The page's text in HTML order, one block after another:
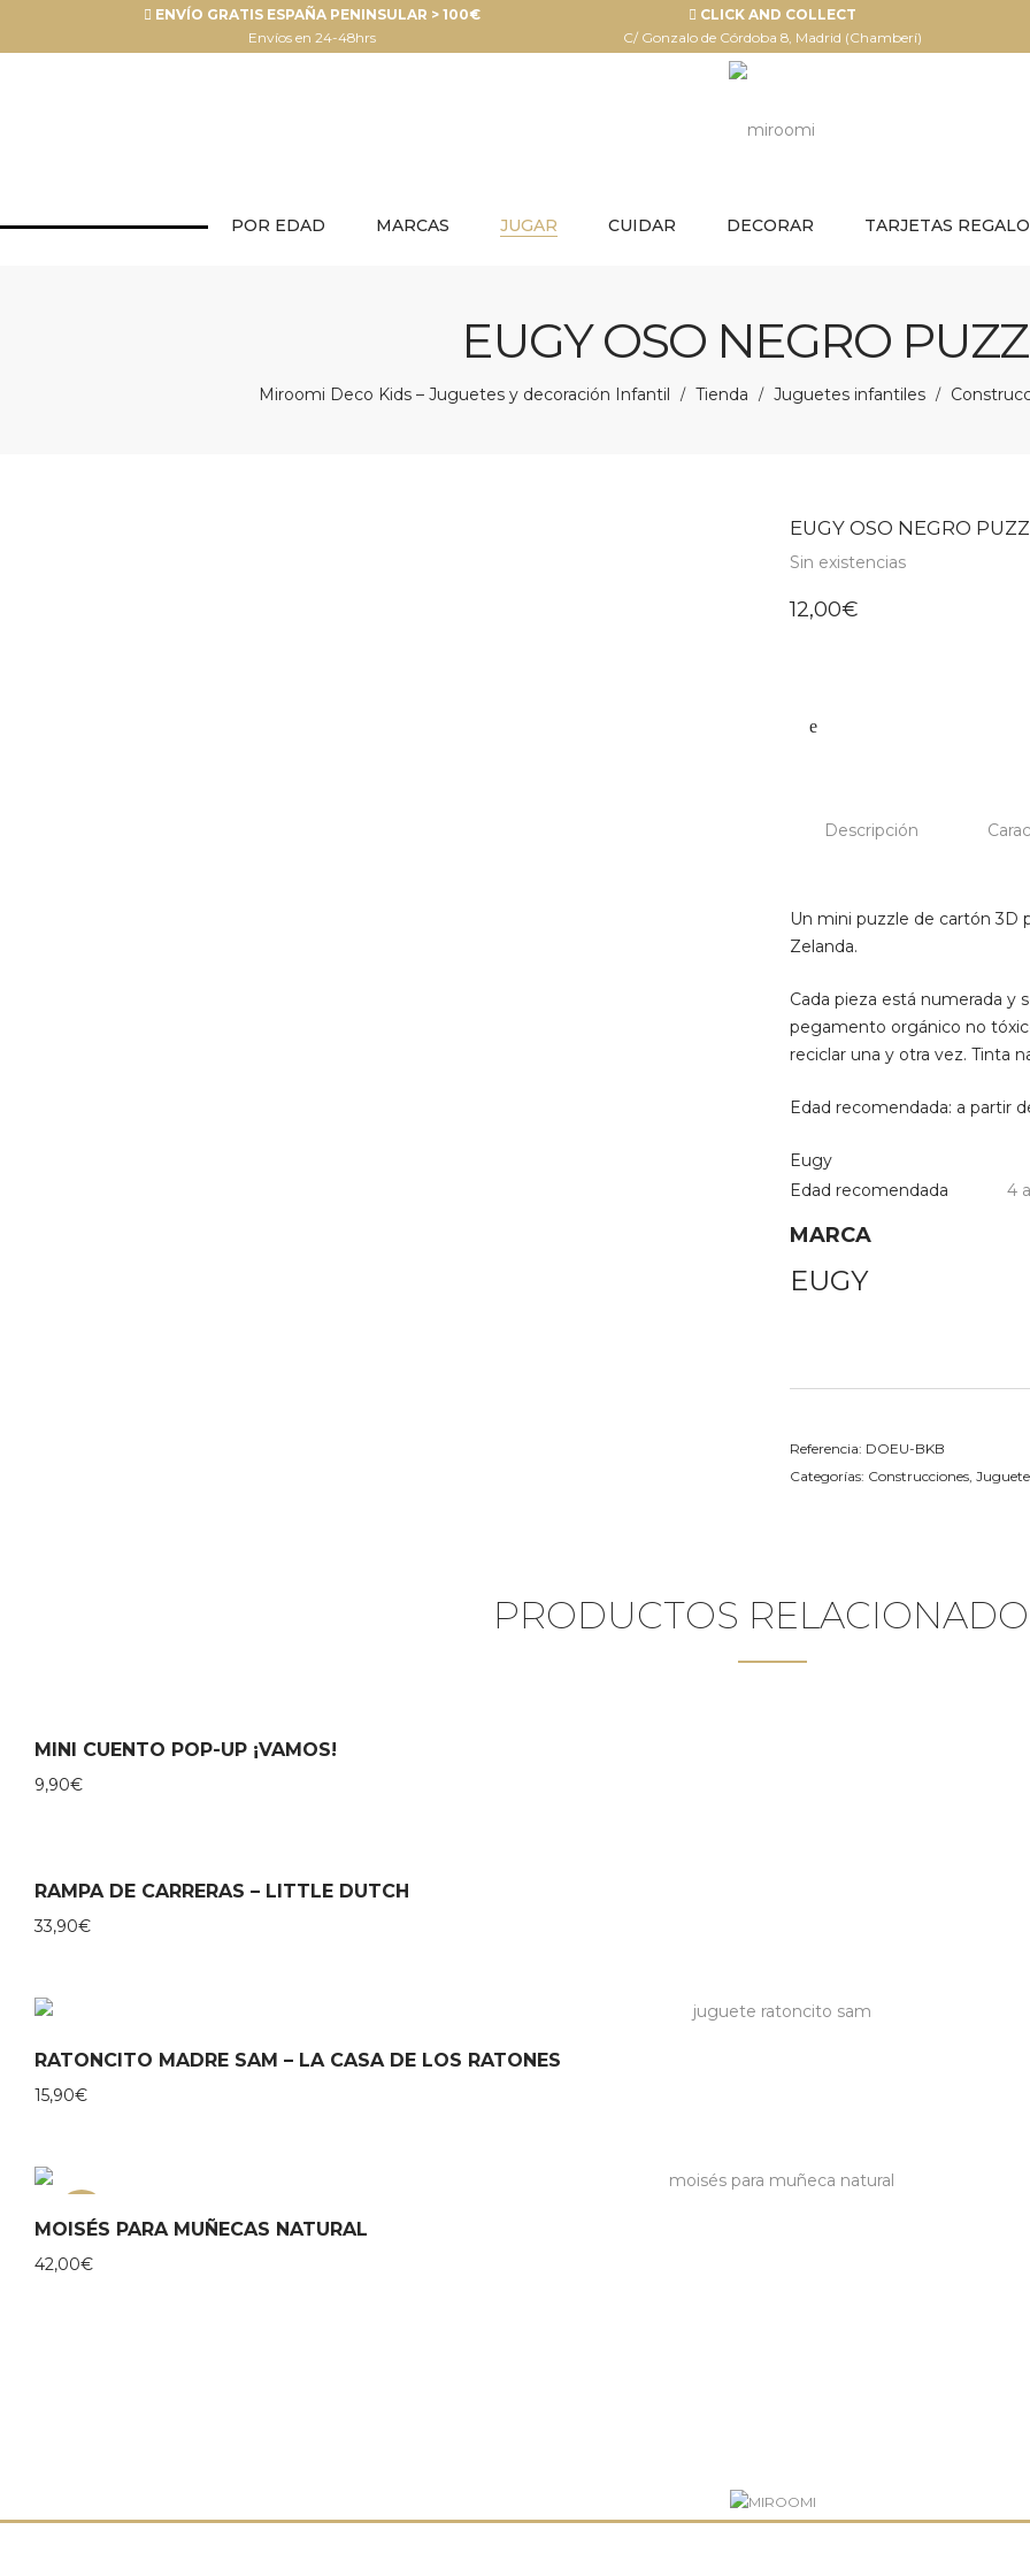
ENVÍO GRATIS ESPAÑA PENINSULAR > 100€
Envíos en 24-48hrs
CLICK AND COLLECT
C/ Gonzalo de Córdoba 8, Madrid (Chamberí)
POR EDAD MARCAS JUGAR CUIDAR DECORAR TARJETAS REGALO
EUGY OSO NEGRO
Miroomi Deco Kids – Juguetes y decoración Infantil / Tienda / Juguetes infantiles /
EUGY OSO NEGRO
Sin existencias
12,00€
Descripción
Un mini puzzle de cartón 3D
Zelanda.
Cada pieza está numerada y
pegamento orgánico no
reciclar una y otra vez. Tinta
Edad recomendada: a partir
Eugy
Edad recomendada
4
MARCA
EUGY
Referencia: DOEU-BKB
Categorías: Construcciones
PRODUCTOS
MINI CUENTO POP-UP ¡VAMOS!
9,90€
RAMPA DE CARRERAS – LITTLE DUTCH
33,90€
RATONCITO MADRE SAM – LA CASA DE LOS RATONES
15,90€
MOISÉS PARA MUÑECAS NATURAL
42,00€